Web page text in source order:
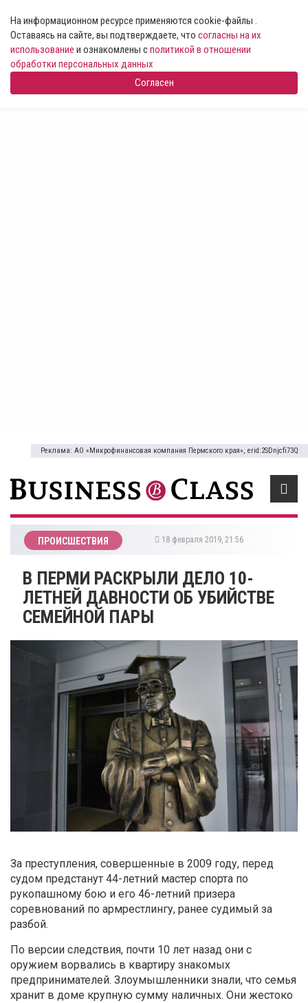
На информационном ресурсе применяются cookie-файлы .
Оставаясь на сайте, вы подтверждаете, что согласны на их
использование и ознакомлены сполитикой в отношении
обработки персональных данных
Согласен
Реклама: АО «Микрофинансовая компания Пермского края», erid:2SDnjcfi73Q
ПРОИСШЕСТВИЯ 18 февраля 2019, 21:56
В ПЕРМИ РАСКРЫЛИ ДЕЛО 10-
ЛЕТНЕЙ ДАВНОСТИ ОБ УБИЙСТВЕ
СЕМЕЙНОЙ ПАРЫ
За преступления, совершенные в 2009 году, перед
судом предстанут 44-летний мастер спорта по
рукопашному бою и его 46-летний призера
соревнований по армрестлингу, ранее судимый за
разбой.
По версии следствия, почти 10 лет назад они с
оружием ворвались в квартиру знакомых
предпринимателей. Злоумышленники знали, что семья
хранит в доме крупную сумму наличных. Они жестоко